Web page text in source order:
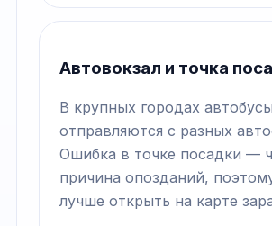
Автовокзал и точка
В крупных городах автобусы
отправляются с разных
Ошибка в точке посадки —
причина опозданий,
лучше открыть на карте